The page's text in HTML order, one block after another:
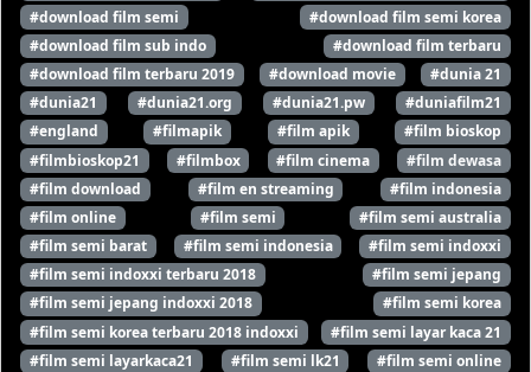
#download film semi
#download film semi korea
#download film sub indo
#download film terbaru
#download film terbaru 2019
#download movie
#dunia 21
#dunia21
#dunia21.org #dunia21.pw
#duniafilm21
#england
#filmapik #film apik
#film bioskop
#filmbioskop21
#filmbox #film cinema
#film dewasa
#film download
#film en streaming
#film indonesia
#film online
#film semi
#film semi australia
#film semi barat
#film semi indonesia
#film semi indoxxi
#film semi indoxxi terbaru 2018
#film semi jepang
#film semi jepang indoxxi 2018
#film semi korea
#film semi korea terbaru 2018 indoxxi
#film semi layar kaca 21
#film semi layarkaca21
#film semi lk21
#film semi online